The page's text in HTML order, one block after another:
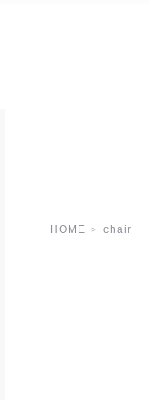
HOME chair